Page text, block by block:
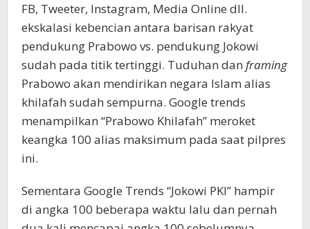
FB, Tweeter, Instagram, Media Online dll.
ekskalasi kebencian antara barisan rakyat
pendukung Prabowo vs. pendukung Jokowi
sudah pada titik tertinggi. Tuduhan dan framing
Prabowo akan mendirikan negara Islam alias
khilafah sudah sempurna. Google trends
menampilkan “Prabowo Khilafah” meroket
keangka 100 alias maksimum pada saat pilpres
ini.
Sementara Google Trends “Jokowi PKI” hampir
di angka 100 beberapa waktu lalu dan pernah